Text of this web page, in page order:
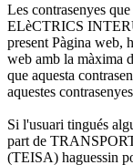
Les contrasenyes
ELèCTRICS
present Pàgina web,
web amb la màxima
que aquesta
aquestes
Si l'usuari tingués
part de
(TEISA) haguessin